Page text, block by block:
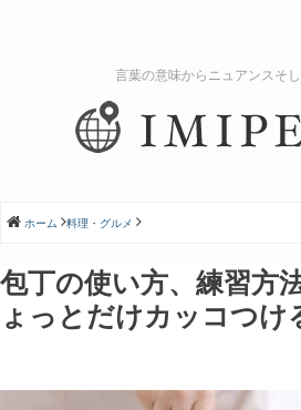
言葉の意味からニュアンスそ
ホーム 料理・グルメ
包丁の使い方、練習方
ょっとだけカッコつけ